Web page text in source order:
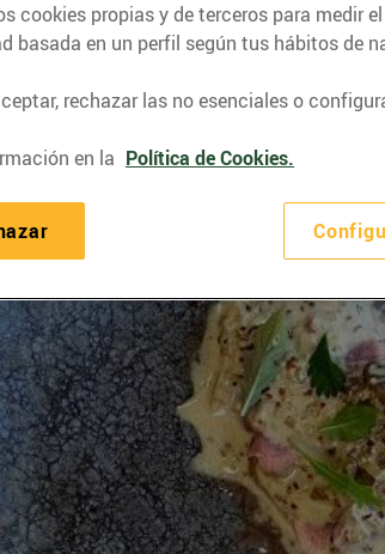
gastronomía de nuestro territorio y
cookies propias y de terceros para medir
basada en un perfil según tus hábitos de
rechazar las no esenciales o
en la Política de Cookies.